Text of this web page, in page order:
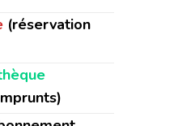
(réservation